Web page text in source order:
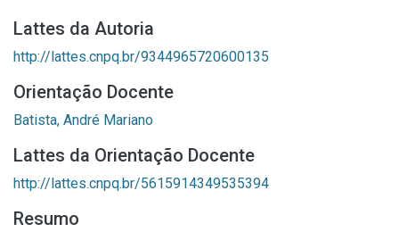
Lattes da Autoria
http://lattes.cnpq.br/9344965720600135
Orientação Docente
Batista, André Mariano
Lattes da Orientação Docente
http://lattes.cnpq.br/5615914349535394
Resumo